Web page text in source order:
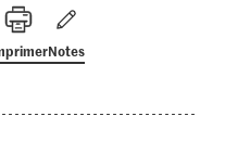
Notes